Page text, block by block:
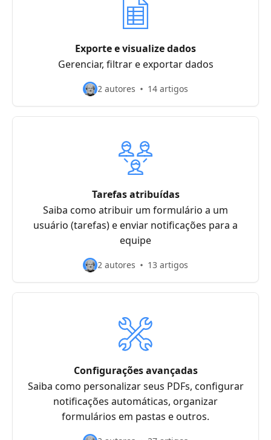
Exporte e visualize dados
Gerenciar, filtrar e exportar dados
2 autores 14 artigos
Tarefas atribuídas
Saiba como atribuir um formulário a um
usuário (tarefas) e enviar notificações para a
equipe
2 autores 13 artigos
Configurações avançadas
Saiba como personalizar seus PDFs, configurar
notificações automáticas, organizar
formulários em pastas e outros.